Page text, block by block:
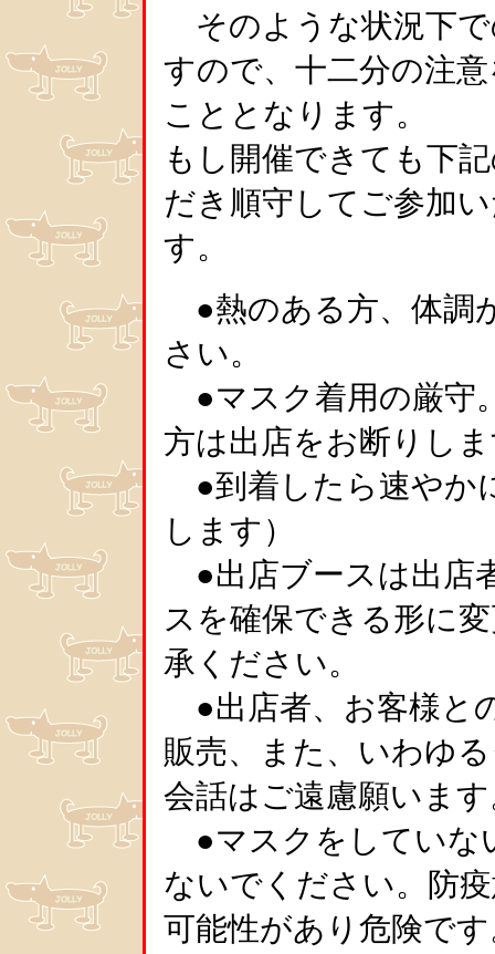
そのような状況下
すので、十二分の注
こととなります。
もし開催できても下
だき順守してご参加
す。
●熱のある方、体調
さい。
●マスク着用の厳守
方は出店をお断りし
●到着したら速やか
します）
●出店ブースは出店
スを確保できる形に
承ください。
●出店者、お客様と
販売、また、いわゆ
会話はご遠慮願いま
●マスクをしていな
ないでください。防
可能性があり危険で